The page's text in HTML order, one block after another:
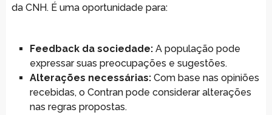
da CNH. É uma oportunidade para:
Feedback da sociedade:A população pode
expressar suas preocupações e sugestões.
Alterações necessárias:Com base nas opiniões
recebidas, o Contran pode considerar alterações
nas regras propostas.